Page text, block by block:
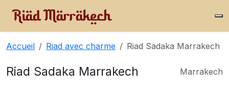
Accueil Riad avec charme Riad Sadaka Marrakech
Riad Sadaka Marrakech Marrakech